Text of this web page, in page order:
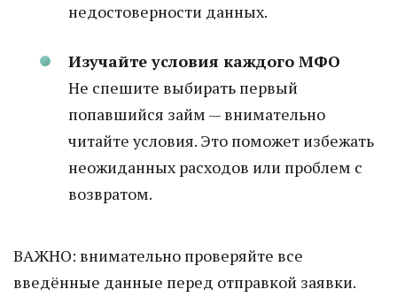
недостоверности данных.
Изучайте условия каждого МФО
Не спешите выбирать первый
попавшийся займ — внимательно
читайте условия. Это поможет избежать
неожиданных расходов или проблем с
возвратом.
ВАЖНО: внимательно проверяйте все
введённые данные перед отправкой заявки.